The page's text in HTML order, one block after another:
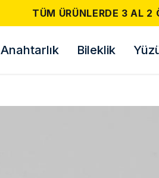
TÜM ÜRÜNLERDE 3 AL 2
Anahtarlık Bileklik